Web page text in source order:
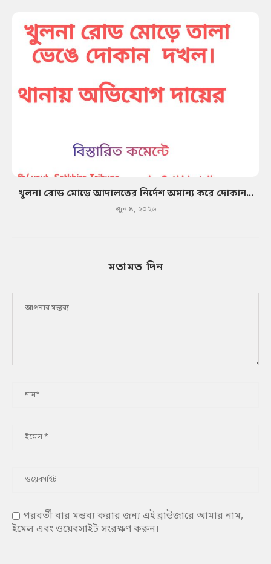
খুলনা রোড মোড়ে আদালতের নির্দেশ অমান্য করে দোকান...
জুন ৪, ২০২৬
মতামত দিন
পরবর্তী বার মন্তব্য করার জন্য এই ব্রাউজারে আমার নাম,
ইমেল এবং ওয়েবসাইট সংরক্ষণ করুন।